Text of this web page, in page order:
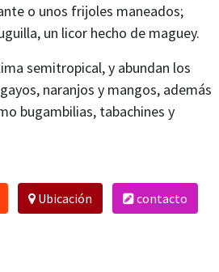
o unos frijoles maneados;
un licor hecho de maguey.
semitropical, y abundan los
naranjos y mangos, además
bugambilias, tabachines y
Ubicación contacto